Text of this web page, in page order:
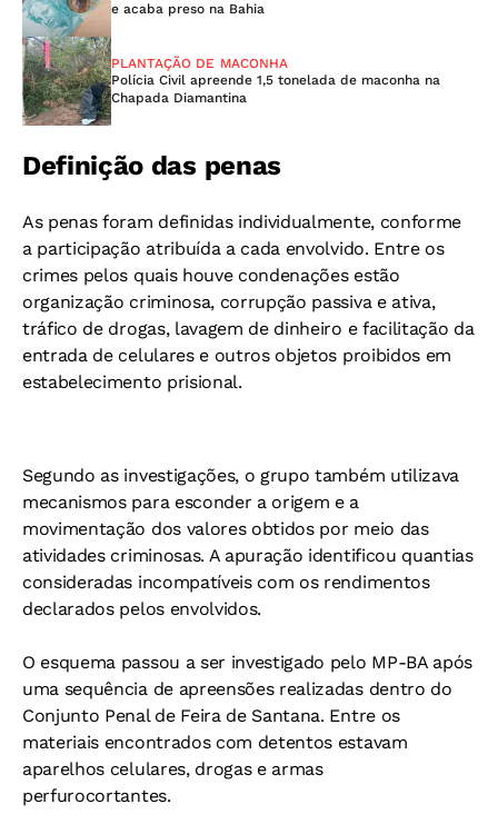
e acaba preso na Bahia
PLANTAÇÃO DE MACONHA
Polícia Civil apreende 1,5 tonelada de maconha na
Chapada Diamantina
Definição das penas
As penas foram definidas individualmente, conforme
a participação atribuída a cada envolvido. Entre os
crimes pelos quais houve condenações estão
organização criminosa, corrupção passiva e ativa,
tráfico de drogas, lavagem de dinheiro e facilitação da
entrada de celulares e outros objetos proibidos em
estabelecimento prisional.
Segundo as investigações, o grupo também utilizava
mecanismos para esconder a origem e a
movimentação dos valores obtidos por meio das
atividades criminosas. A apuração identificou quantias
consideradas incompatíveis com os rendimentos
declarados pelos envolvidos.
O esquema passou a ser investigado pelo MP-BA após
uma sequência de apreensões realizadas dentro do
Conjunto Penal de Feira de Santana. Entre os
materiais encontrados com detentos estavam
aparelhos celulares, drogas e armas
perfurocortantes.